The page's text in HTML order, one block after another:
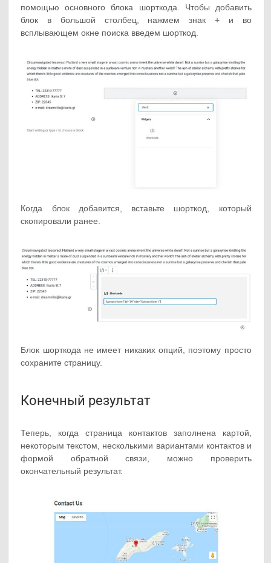
помощью основного блока шорткода. Чтобы добавить
блок в большой столбец, нажмем знак + и во
всплывающем окне поиска введем шорткод.
Когда блок добавится, вставьте шорткод, который
скопировали ранее.
Блок шорткода не имеет никаких опций, поэтому просто
сохраните страницу.
Конечный результат
Теперь, когда страница контактов заполнена картой,
некоторым текстом, несколькими вариантами контактов и
формой обратной связи, можно проверить
окончательный результат.